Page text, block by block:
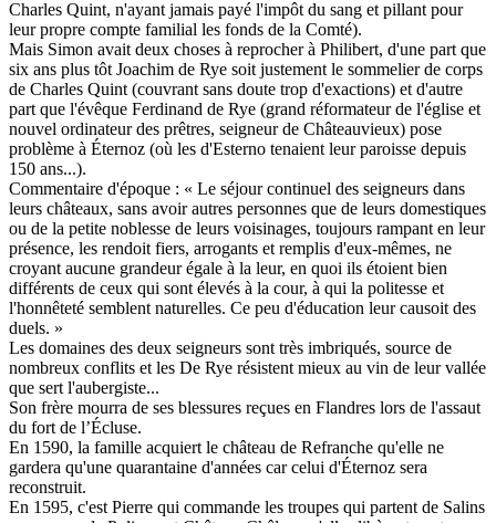
Charles Quint, n'ayant jamais payé l'impôt du sang et pillant pour
leur propre compte familial les fonds de la Comté).
Mais Simon avait deux choses à reprocher à Philibert, d'une part que
six ans plus tôt Joachim de Rye soit justement le sommelier de corps
de Charles Quint (couvrant sans doute trop d'exactions) et d'autre
part que l'évêque Ferdinand de Rye (grand réformateur de l'église et
nouvel ordinateur des prêtres, seigneur de Châteauvieux) pose
problème à Éternoz (où les d'Esterno tenaient leur paroisse depuis
150 ans...).
Commentaire d'époque : « Le séjour continuel des seigneurs dans
leurs châteaux, sans avoir autres personnes que de leurs domestiques
ou de la petite noblesse de leurs voisinages, toujours rampant en leur
présence, les rendoit fiers, arrogants et remplis d'eux-mêmes, ne
croyant aucune grandeur égale à la leur, en quoi ils étoient bien
différents de ceux qui sont élevés à la cour, à qui la politesse et
l'honnêteté semblent naturelles. Ce peu d'éducation leur causoit des
duels. »
Les domaines des deux seigneurs sont très imbriqués, source de
nombreux conflits et les De Rye résistent mieux au vin de leur vallée
que sert l'aubergiste...
Son frère mourra de ses blessures reçues en Flandres lors de l'assaut
du fort de l’Écluse.
En 1590, la famille acquiert le château de Refranche qu'elle ne
gardera qu'une quarantaine d'années car celui d'Éternoz sera
reconstruit.
En 1595, c'est Pierre qui commande les troupes qui partent de Salins